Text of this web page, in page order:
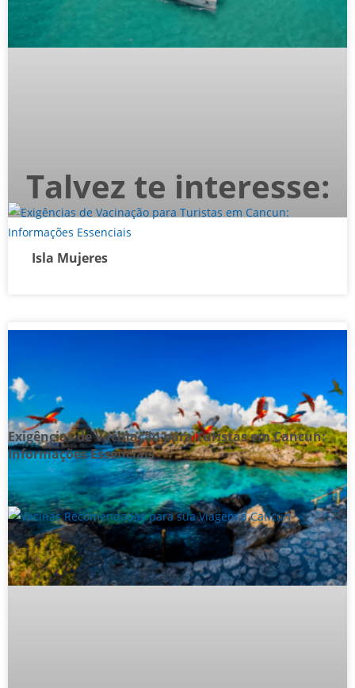
Isla Mujeres
Talvez te interesse:
Exigências de Vacinação para Turistas em Cancun:
Informações Essenciais